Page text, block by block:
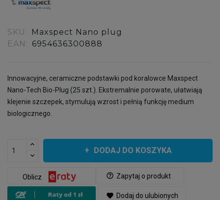
SKU:
Maxspect Nano plug
EAN: 6954636300888
Innowacyjne, ceramiczne podstawki pod koralowce Maxspect
Nano-Tech Bio-Plug (25 szt.). Ekstremalnie porowate, ułatwiają
klejenie szczepek, stymulują wzrost i pełnią funkcję medium
biologicznego.
DODAJ DO KOSZYKA
help_outline Zapytaj o produkt
Oblicz
favorite Dodaj do ulubionych